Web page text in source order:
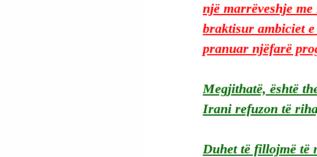
një marrëveshje
braktisur ambiciet
pranuar njëfarë
Megjithatë, është
Irani refuzon të
Duhet të fillojmë të